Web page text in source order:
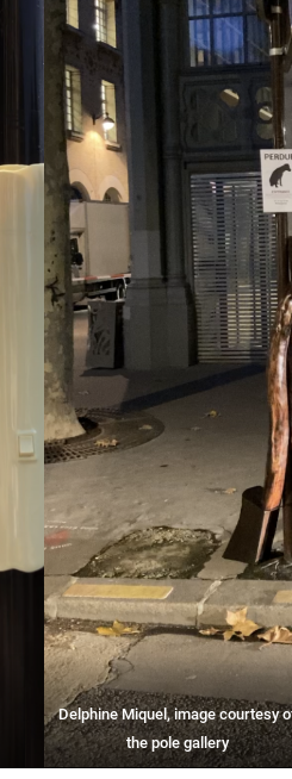
Delphine Miquel, image courtesy
the pole gallery